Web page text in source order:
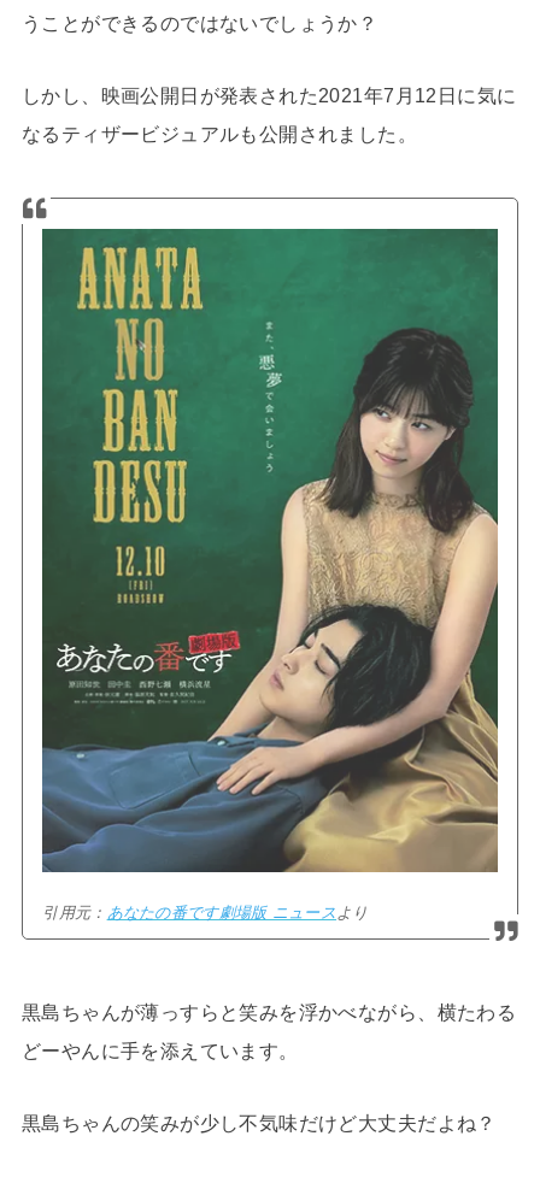
うことができるのではないでしょうか？
しかし、映画公開日が発表された2021年7月12日に気に
なるティザービジュアルも公開されました。
引用元： あなたの番です劇場版 ニュース より
黒島ちゃんが薄っすらと笑みを浮かべながら、横たわる
どーやんに手を添えています。
黒島ちゃんの笑みが少し不気味だけど大丈夫だよね？